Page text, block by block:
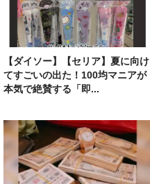
【ダイソー】【セリア】夏に向け
てすごいの出た！100均マニアが
本気で絶賛する「即...